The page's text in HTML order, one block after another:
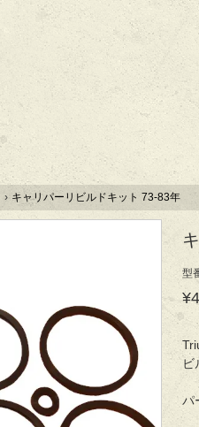
› キャリパーリビルドキット 73-83年
型
ビ
パ